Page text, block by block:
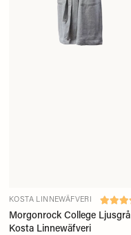
KOSTA LINNEWÄFVERI
Morgonrock College Ljusgrå
Kosta Linnewäfveri